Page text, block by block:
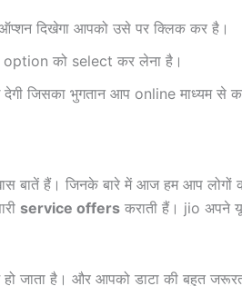
ऑप्शन दिखेगा आपको उसे पर क्लिक कर है।
को select कर लेना है।
देगी जिसका भुगतान आप online माध्यम से
हैं। जिनके बारे में आज हम आप लोगों
service offers कराती हैं। jio अपने
हो जाता है। और आपको डाटा की बहुत